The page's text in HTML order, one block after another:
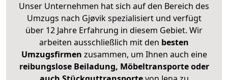
Unser Unternehmen hat sich auf den Bereich des
Umzugs nach Gjøvik spezialisiert und verfügt
über 12 Jahre Erfahrung in diesem Gebiet. Wir
arbeiten ausschließlich mit den besten
Umzugsfirmen zusammen, um Ihnen auch eine
reibungslose Beiladung, Möbeltransporte oder